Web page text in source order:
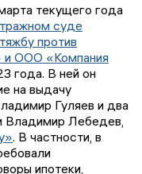
текущего года
суде
против
и ООО «Компания
года. В ней он
на выдачу
Гуляев и два
Владимир Лебедев,
. В частности, в
ипотеки,